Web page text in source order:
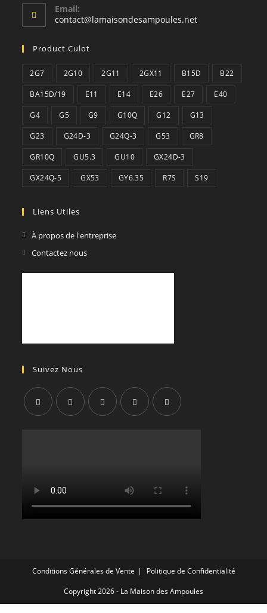
Email:
contact@lamaisondesampoules.netS’ouvre
Product Culot
2G7 2G10 2G11 2GX11 B15D B22
BA15D/19 E11 E14 E26 E27 E40
G4 G5 G9 G10Q G12 G13
G23 G24D-3 G24Q-3 G53 GR8
GR10Q GU5.3 GU10 GX24D-3
GX24Q-5 GX53 GY6.35 R7S S19
Liens Utiles
À propos de l'entreprise
Contactez nous
Suivez Nous
Conditions Générales de Vente
Politique de Confidentialité
Copyright 2026 - La Maison des Ampoules